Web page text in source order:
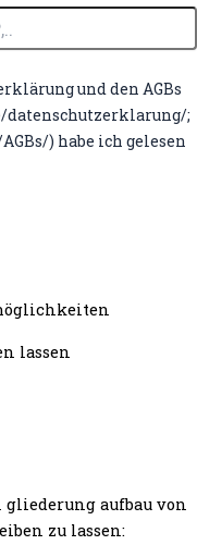
und den AGBs
;
) habe ich gelesen
aufbau von
zu lassen: